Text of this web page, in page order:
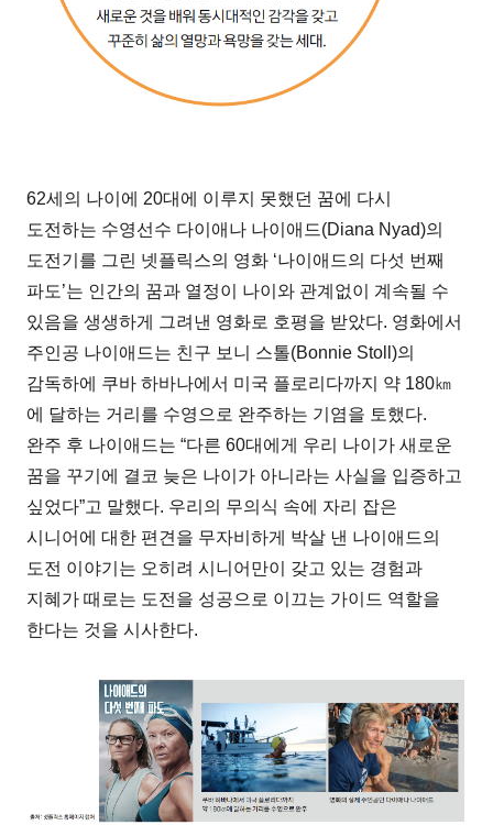
62세의 나이에 20대에 이루지 못했던 꿈에 다시
도전하는 수영선수 다이애나 나이애드(Diana Nyad)의
도전기를 그린 넷플릭스의 영화 ‘나이애드의 다섯 번째
파도’는 인간의 꿈과 열정이 나이와 관계없이 계속될 수
있음을 생생하게 그려낸 영화로 호평을 받았다. 영화에서
주인공 나이애드는 친구 보니 스톨(Bonnie Stoll)의
감독하에 쿠바 하바나에서 미국 플로리다까지 약 180㎞
에 달하는 거리를 수영으로 완주하는 기염을 토했다.
완주 후 나이애드는 “다른 60대에게 우리 나이가 새로운
꿈을 꾸기에 결코 늦은 나이가 아니라는 사실을 입증하고
싶었다”고 말했다. 우리의 무의식 속에 자리 잡은
시니어에 대한 편견을 무자비하게 박살 낸 나이애드의
도전 이야기는 오히려 시니어만이 갖고 있는 경험과
지혜가 때로는 도전을 성공으로 이끄는 가이드 역할을
한다는 것을 시사한다.